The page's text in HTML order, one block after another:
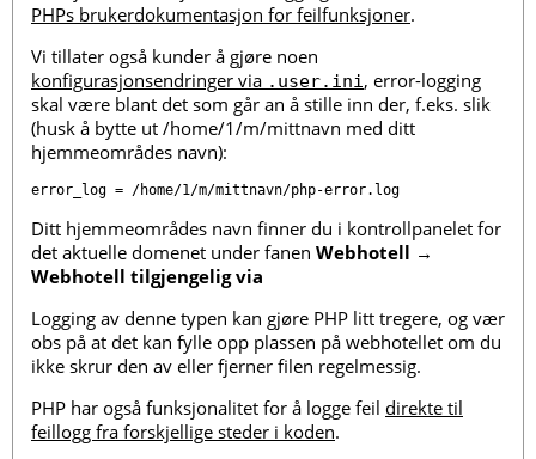
PHPs brukerdokumentasjon for feilfunksjoner.
Vi tillater også kunder å gjøre noen
konfigurasjonsendringer via .user.ini , error-logging
skal være blant det som går an å stille inn der, f.eks. slik
(husk å bytte ut /home/1/m/mittnavn med ditt
hjemmeområdes navn):
Ditt hjemmeområdes navn finner du i kontrollpanelet for
det aktuelle domenet under fanen Webhotell →
Webhotell tilgjengelig via
Logging av denne typen kan gjøre PHP litt tregere, og vær
obs på at det kan fylle opp plassen på webhotellet om du
ikke skrur den av eller fjerner filen regelmessig.
PHP har også funksjonalitet for å logge feil direkte til
feillogg fra forskjellige steder i koden.